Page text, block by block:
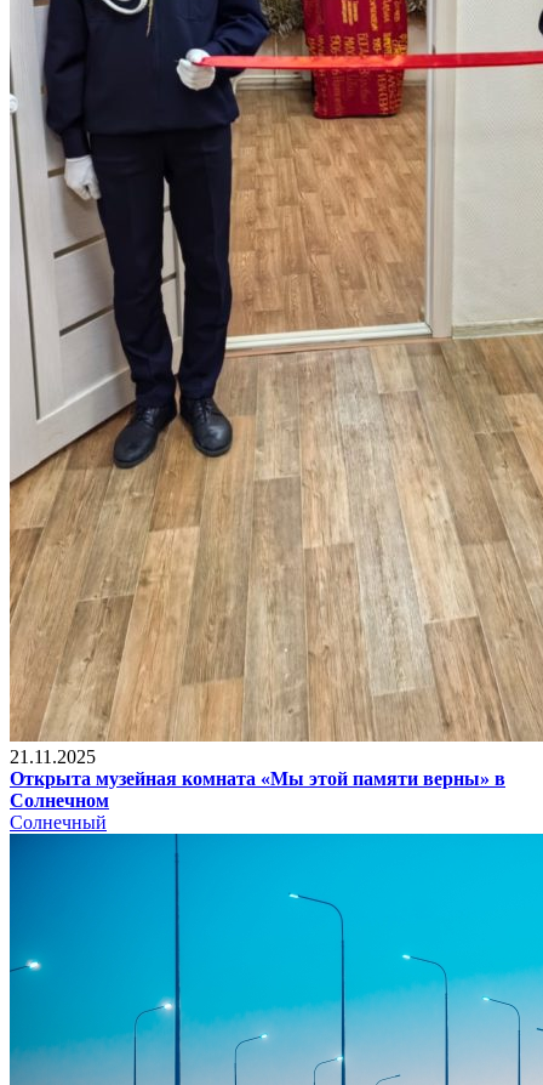
21.11.2025
Открыта музейная комната «Мы этой памяти верны» в
Солнечном
Солнечный